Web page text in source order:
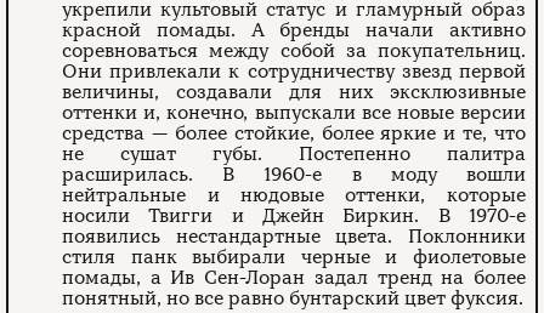
укрепили культовый статус и гламурный образ
красной помады. А бренды начали активно
соревноваться между собой за покупательниц.
Они привлекали к сотрудничеству звезд первой
величины, создавали для них эксклюзивные
оттенки и, конечно, выпускали все новые версии
средства — более стойкие, более яркие и те, что
не сушат губы. Постепенно палитра
расширилась. В 1960-е в моду вошли
нейтральные и нюдовые оттенки, которые
носили Твигги и Джейн Биркин. В 1970-е
появились нестандартные цвета. Поклонники
стиля панк выбирали черные и фиолетовые
помады, а Ив Сен-Лоран задал тренд на более
понятный, но все равно бунтарский цвет фуксия.